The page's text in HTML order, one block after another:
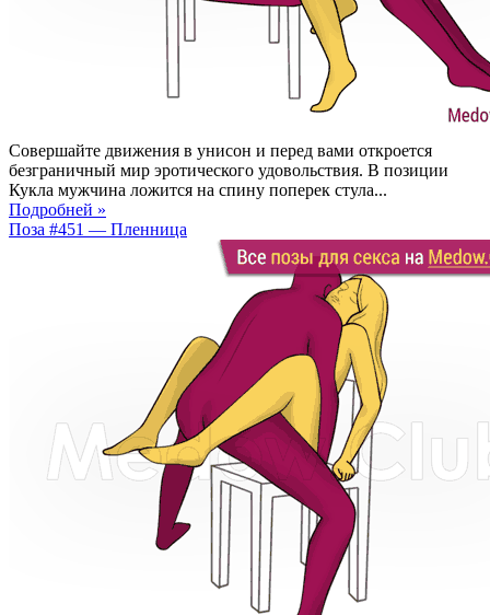
Совершайте движения в унисон и перед вами откроется
безграничный мир эротического удовольствия. В позиции
Кукла мужчина ложится на спину поперек стула...
Подробней »
Поза #451 — Пленница